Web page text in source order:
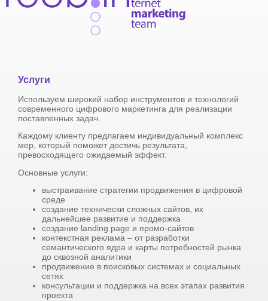
Услуги
Используем широкий набор инструментов и технологий
современного цифрового маркетинга для реализации
поставленных задач.
Каждому клиенту предлагаем индивидуальный комплекс
мер, который поможет достичь результата,
превосходящего ожидаемый эффект.
Основные услуги:
выстраивание стратегии продвижения в цифровой
среде
создание технически сложных сайтов, их
дальнейшее развитие и поддержка
создание landing page и промо-сайтов
контекстная реклама – от разработки
семантического ядра и карты потребностей рынка
до сквозной аналитики
продвижение в поисковых системах и социальных
сетях
консультации и поддержка на всех этапах развития
проекта